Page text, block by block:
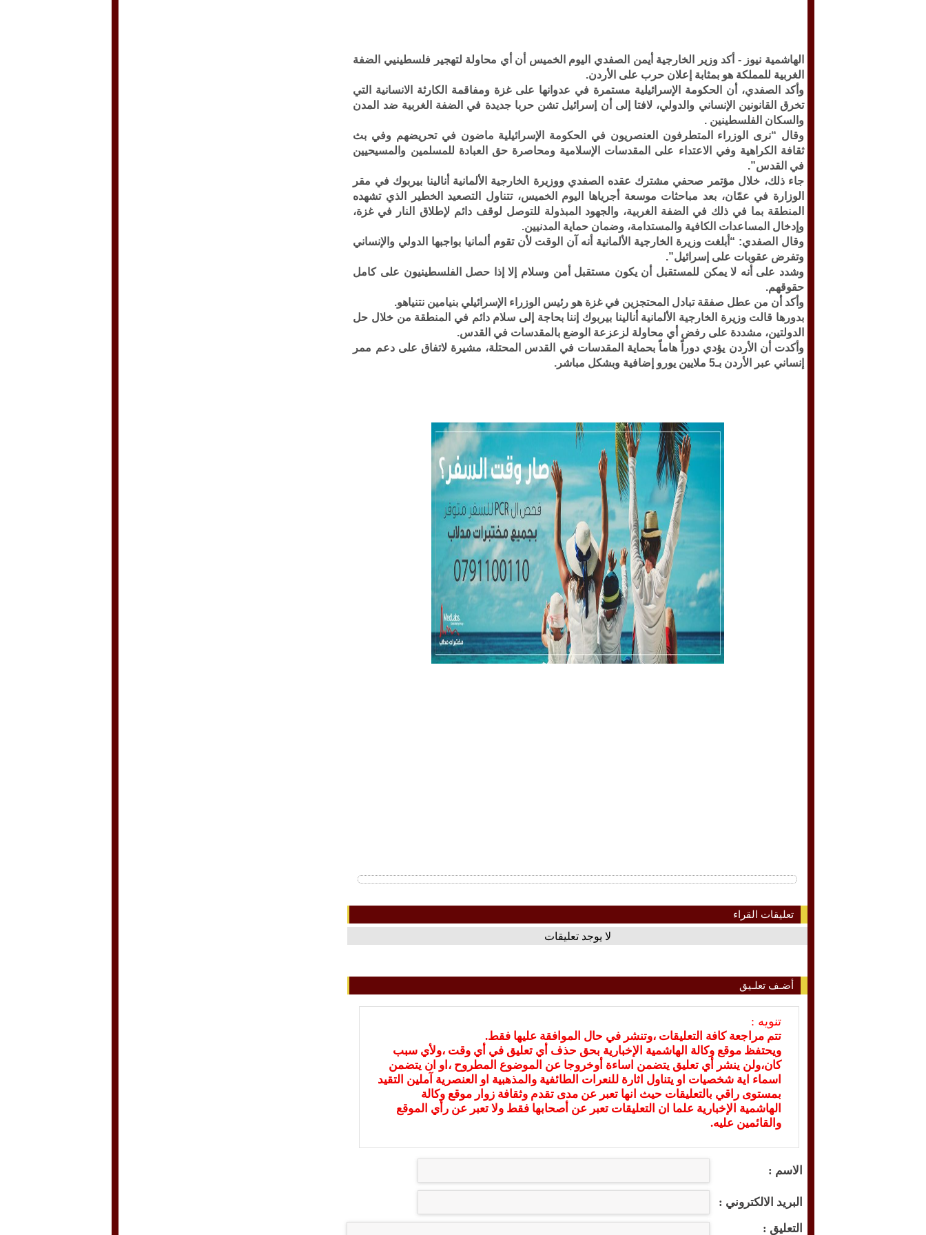
الهاشمية نيوز - أكد وزير الخارجية أيمن الصفدي اليوم الخميس أن أي محاولة لتهجير فلسطينيي الضفة
الغربية للمملكة هو بمثابة إعلان حرب على الأردن.
وأكد الصفدي، أن الحكومة الإسرائيلية مستمرة في عدوانها على غزة ومفاقمة الكارثة الانسانية التي
تخرق القانونين الإنساني والدولي، لافتا إلى أن إسرائيل تشن حربا جديدة في الضفة الغربية ضد المدن
والسكان الفلسطينين .
وقال “نرى الوزراء المتطرفون العنصريون في الحكومة الإسرائيلية ماضون في تحريضهم وفي بث
ثقافة الكراهية وفي الاعتداء على المقدسات الإسلامية ومحاصرة حق العبادة للمسلمين والمسيحيين
في القدس”.
جاء ذلك، خلال مؤتمر صحفي مشترك عقده الصفدي ووزيرة الخارجية الألمانية أنالينا بيربوك في مقر
الوزارة في عمّان، بعد مباحثات موسعة أجرياها اليوم الخميس، تتناول التصعيد الخطير الذي تشهده
المنطقة بما في ذلك في الضفة الغربية، والجهود المبذولة للتوصل لوقف دائم لإطلاق النار في غزة،
وإدخال المساعدات الكافية والمستدامة، وضمان حماية المدنيين.
وقال الصفدي: “أبلغت وزيرة الخارجية الألمانية أنه آن الوقت لأن تقوم ألمانيا بواجبها الدولي والإنساني
وتفرض عقوبات على إسرائيل”.
وشدد على أنه لا يمكن للمستقبل أن يكون مستقبل أمن وسلام إلا إذا حصل الفلسطينيون على كامل
حقوقهم.
وأكد أن من عطل صفقة تبادل المحتجزين في غزة هو رئيس الوزراء الإسرائيلي بنيامين نتنياهو.
بدورها قالت وزيرة الخارجية الألمانية أنالينا بيربوك إننا بحاجة إلى سلام دائم في المنطقة من خلال حل
الدولتين، مشددة على رفض أي محاولة لزعزعة الوضع بالمقدسات في القدس.
وأكدت أن الأردن يؤدي دوراً هاماً بحماية المقدسات في القدس المحتلة، مشيرة لاتفاق على دعم ممر
إنساني عبر الأردن بـ5 ملايين يورو إضافية وبشكل مباشر.
تعليقات القراء
لا يوجد تعليقات
أضـف تعلـيق
تنويه :
تتم مراجعة كافة التعليقات ،وتنشر في حال الموافقة عليها فقط.
ويحتفظ موقع وكالة الهاشمية الإخبارية بحق حذف أي تعليق في أي وقت ،ولأي سبب
كان،ولن ينشر أي تعليق يتضمن اساءة أوخروجا عن الموضوع المطروح ،او ان يتضمن
اسماء اية شخصيات او يتناول اثارة للنعرات الطائفية والمذهبية او العنصرية آملين التقيد
بمستوى راقي بالتعليقات حيث انها تعبر عن مدى تقدم وثقافة زوار موقع وكالة
الهاشمية الإخبارية علما ان التعليقات تعبر عن أصحابها فقط ولا تعبر عن رأي الموقع
والقائمين عليه.
الاسم :
البريد الالكتروني :
التعليق :